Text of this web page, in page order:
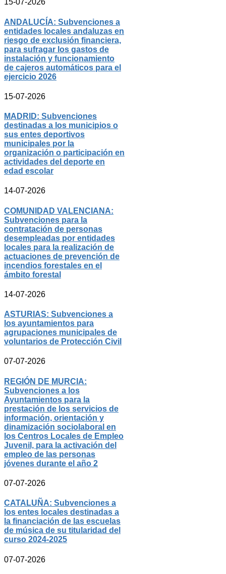
15-07-2026
ANDALUCÍA: Subvenciones a
entidades locales andaluzas en
riesgo de exclusión financiera,
para sufragar los gastos de
instalación y funcionamiento
de cajeros automáticos para el
ejercicio 2026
15-07-2026
MADRID: Subvenciones
destinadas a los municipios o
sus entes deportivos
municipales por la
organización o participación en
actividades del deporte en
edad escolar
14-07-2026
COMUNIDAD VALENCIANA:
Subvenciones para la
contratación de personas
desempleadas por entidades
locales para la realización de
actuaciones de prevención de
incendios forestales en el
ámbito forestal
14-07-2026
ASTURIAS: Subvenciones a
los ayuntamientos para
agrupaciones municipales de
voluntarios de Protección Civil
07-07-2026
REGIÓN DE MURCIA:
Subvenciones a los
Ayuntamientos para la
prestación de los servicios de
información, orientación y
dinamización sociolaboral en
los Centros Locales de Empleo
Juvenil, para la activación del
empleo de las personas
jóvenes durante el año 2
07-07-2026
CATALUÑA: Subvenciones a
los entes locales destinadas a
la financiación de las escuelas
de música de su titularidad del
curso 2024-2025
07-07-2026